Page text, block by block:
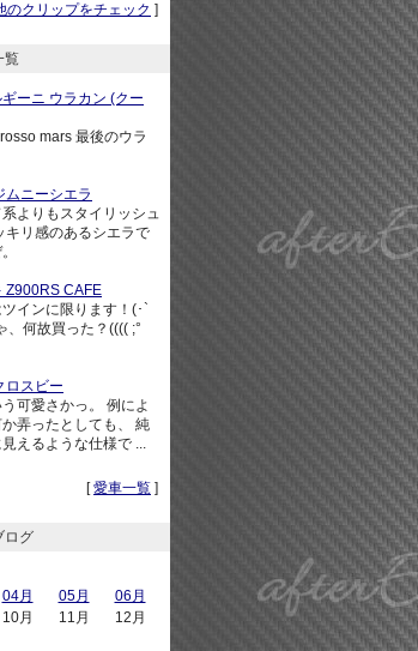
のクリップをチェック ]
覧
ーニ ウラカン (クー
mars 最後のウラ
ムニーシエラ
よりもスタイリッシュ
キリ感のあるシエラで
Z900RS CAFE
インに限ります！(･`
、何故買った？(((( ;°
ロスビー
可愛さかっ。 例によ
弄ったとしても、 純
えるような仕様で ...
[愛車一覧 ]
ログ
04月 05月
06月
10月 11月
12月